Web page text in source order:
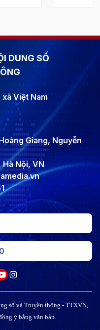
DUNG SỐ
Việt Nam
Giang, Nguyễn
Nội, VN
số và Truyền thông - TTXVN,
ý bằng văn bản.